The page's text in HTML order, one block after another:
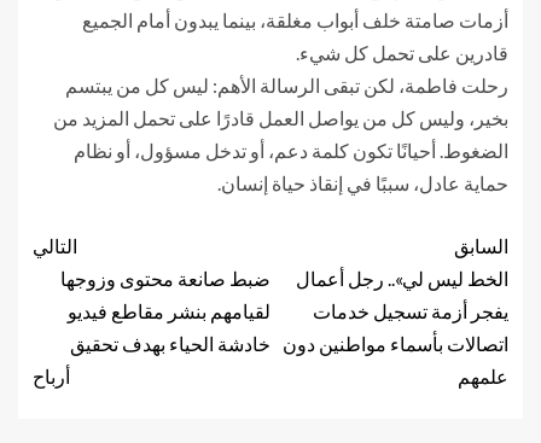
أزمات صامتة خلف أبواب مغلقة، بينما يبدون أمام الجميع
قادرين على تحمل كل شيء.
رحلت فاطمة، لكن تبقى الرسالة الأهم: ليس كل من يبتسم
بخير، وليس كل من يواصل العمل قادرًا على تحمل المزيد من
الضغوط. أحيانًا تكون كلمة دعم، أو تدخل مسؤول، أو نظام
حماية عادل، سببًا في إنقاذ حياة إنسان.
السابق
الخط ليس لي».. رجل أعمال
يفجر أزمة تسجيل خدمات
اتصالات بأسماء مواطنين دون
علمهم
التالي
ضبط صانعة محتوى وزوجها
لقيامهم بنشر مقاطع فيديو
خادشة الحياء بهدف تحقيق
أرباح